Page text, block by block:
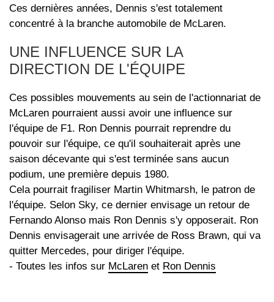
Ces dernières années, Dennis s'est totalement
concentré à la branche automobile de McLaren.
UNE INFLUENCE SUR LA
DIRECTION DE L'ÉQUIPE
Ces possibles mouvements au sein de l'actionnariat de
McLaren pourraient aussi avoir une influence sur
l'équipe de F1. Ron Dennis pourrait reprendre du
pouvoir sur l'équipe, ce qu'il souhaiterait après une
saison décevante qui s'est terminée sans aucun
podium, une première depuis 1980.
Cela pourrait fragiliser Martin Whitmarsh, le patron de
l'équipe. Selon Sky, ce dernier envisage un retour de
Fernando Alonso mais Ron Dennis s'y opposerait. Ron
Dennis envisagerait une arrivée de Ross Brawn, qui va
quitter Mercedes, pour diriger l'équipe.
- Toutes les infos sur McLaren et Ron Dennis